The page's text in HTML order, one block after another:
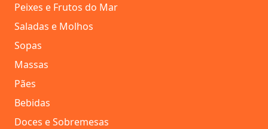
Peixes e Frutos do Mar
Saladas e Molhos
Sopas
Massas
Pães
Bebidas
Doces e Sobremesas